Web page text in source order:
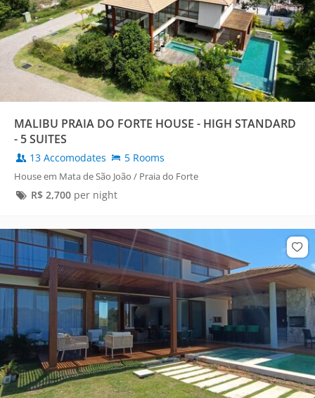
MALIBU PRAIA DO FORTE HOUSE - HIGH STANDARD
- 5 SUITES
13 Accomodates 5 Rooms
House em Mata de São João / Praia do Forte
R$ 2,700per night